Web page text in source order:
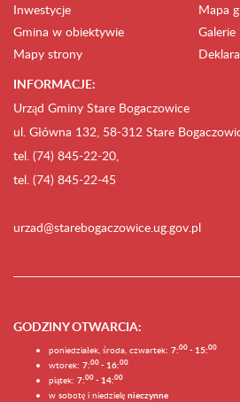
Inwestycje
Mapa
Gmina w obiektywie
Galerie
Mapy strony
INFORMACJE:
Urząd Gminy Stare Bogaczowice
ul. Główna 132, 58-312 Stare
tel. (74) 845-22-20,
tel. (74) 845-22-45
urzad@starebogaczowice.ug.gov.pl
GODZINY OTWARCIA:
poniedziałek, środa, czwartek: 7:00 - 15:00
wtorek: 7:00 - 16:00
piątek: 7:00 - 14:00
w sobotę i niedzielę nieczynne